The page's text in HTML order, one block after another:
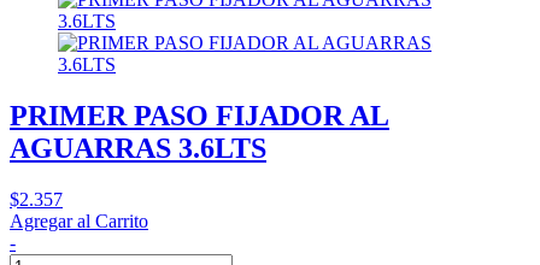
PRIMER PASO FIJADOR AL
AGUARRAS 3.6LTS
$2.357
Agregar al Carrito
-